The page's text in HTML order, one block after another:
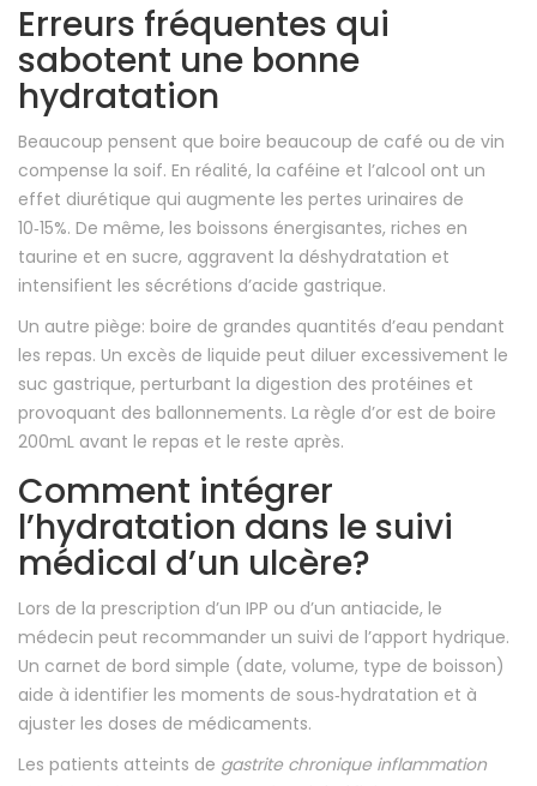
Erreurs fréquentes qui
sabotent une bonne
hydratation
Beaucoup pensent que boire beaucoup de café ou de vin
compense la soif. En réalité, la caféine et l’alcool ont un
effet diurétique qui augmente les pertes urinaires de
10‑15%. De même, les boissons énergisantes, riches en
taurine et en sucre, aggravent la déshydratation et
intensifient les sécrétions d’acide gastrique.
Un autre piège: boire de grandes quantités d’eau pendant
les repas. Un excès de liquide peut diluer excessivement le
suc gastrique, perturbant la digestion des protéines et
provoquant des ballonnements. La règle d’or est de boire
200mL avant le repas et le reste après.
Comment intégrer
l’hydratation dans le suivi
médical d’un ulcère?
Lors de la prescription d’un IPP ou d’un antiacide, le
médecin peut recommander un suivi de l’apport hydrique.
Un carnet de bord simple (date, volume, type de boisson)
aide à identifier les moments de sous‑hydratation et à
ajuster les doses de médicaments.
Les patients atteints de gastrite chronique inflammation